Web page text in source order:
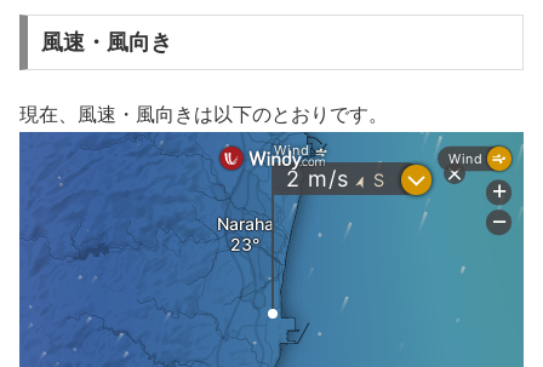
風速・風向き
現在、風速・風向きは以下のとおりです。